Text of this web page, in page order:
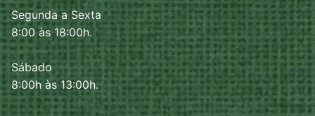
Segunda a Sexta
8:00 às 18:00h.
Sábado
8:00h às 13:00h.